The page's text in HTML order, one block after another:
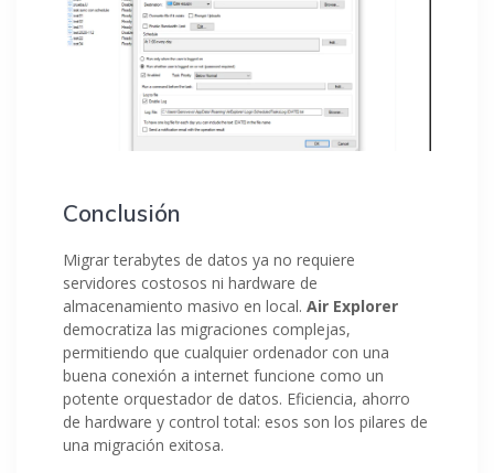
Conclusión
Migrar terabytes de datos ya no requiere
servidores costosos ni hardware de
almacenamiento masivo en local. Air Explorer
democratiza las migraciones complejas,
permitiendo que cualquier ordenador con una
buena conexión a internet funcione como un
potente orquestador de datos. Eficiencia, ahorro
de hardware y control total: esos son los pilares de
una migración exitosa.